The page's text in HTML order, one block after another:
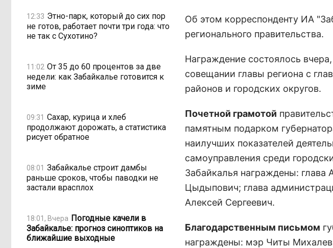
12:33 Этно-парк, который до сих пор
не готов, работает почти три года: что
не так с Сухотино?
11:02 От 35 до 60 процентов за две
недели: как Забайкалье готовится к
зиме
09:31 Сахар, курица и хлеб
продолжают дорожать, а статистика
рисует обратное
08:01 Забайкалье строит дамбы
раньше сроков, чтобы паводки не
застали врасплох
18:01, Вчера Погодные качели в
Забайкалье: прогноз синоптиков на
ближайшие выходные
Об этом корреспонденту ИА
регионального правительства.
Награждение состоялось
совещании главы региона с
районов и городских округов.
Почетной грамотой
памятным подарком
наилучших показателей
самоуправления среди
Забайкалья награждены: глава
Цыдыпович; глава
Алексей Сергеевич.
Благодарственным письмом
награждены: мэр Читы